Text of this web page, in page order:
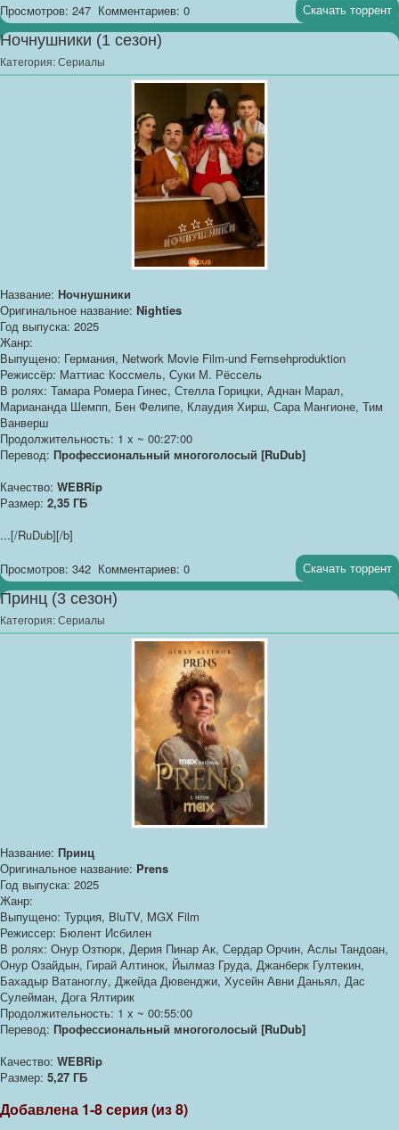
Просмотров: 247 Комментариев: 0 Скачать торрент
Ночнушники (1 сезон)
Категория:Сериалы
Название: Ночнушники
Оригинальное название: Nighties
Год выпуска: 2025
Жанр:
Выпущено: Германия, Network Movie Film-und Fernsehproduktion
Режиссёр: Маттиас Коссмель, Суки М. Рёссель
В ролях: Тамара Ромера Гинес, Стелла Горицки, Аднан Марал,
Мариананда Шемпп, Бен Фелипе, Клаудия Хирш, Сара Мангионе, Тим
Ванверш
Продолжительность: 1 x ~ 00:27:00
Перевод: Профессиональный многоголосый [RuDub]
Качество: WEBRip
Размер: 2,35 ГБ
...[/RuDub][/b]
Просмотров: 342 Комментариев: 0 Скачать торрент
Принц (3 сезон)
Категория:Сериалы
Название: Принц
Оригинальное название: Prens
Год выпуска: 2025
Жанр:
Выпущено: Турция, BluTV, MGX Film
Режиссер: Бюлент Исбилен
В ролях: Онур Озтюрк, Дерия Пинар Ак, Сердар Орчин, Аслы Тандоан,
Онур Озайдын, Гирай Алтинок, Йылмаз Груда, Джанберк Гултекин,
Бахадыр Ватаноглу, Джейда Дювенджи, Хусейн Авни Даньял, Дас
Сулейман, Дога Ялтирик
Продолжительность: 1 x ~ 00:55:00
Перевод: Профессиональный многоголосый [RuDub]
Качество: WEBRip
Размер: 5,27 ГБ
Добавлена 1-8 серия (из 8)